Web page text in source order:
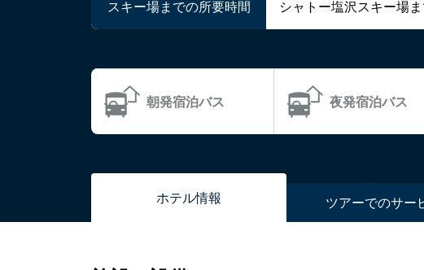
スキー場までの所要時間 シャトー塩沢スキー場
朝発宿泊バス 夜発宿泊バス
ホテル情報 ツアーでのサー